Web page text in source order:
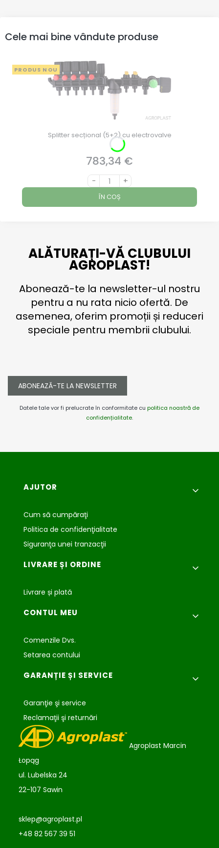
Cele mai bine vândute produse
PRODUS NOU
Splitter secțional (5+2) cu electrovalve
Preț
783,34 €
- +
ÎN COȘ
ALĂTURAȚI-VĂ CLUBULUI
AGROPLAST!
Abonează-te la newsletter-ul nostru
pentru a nu rata nicio ofertă. De
asemenea, oferim promoții și reduceri
speciale pentru membrii clubului.
ABONEAZĂ-TE LA NEWSLETTER
Datele tale vor fi prelucrate în conformitate cu politica noastră de
confidențialitate.
Meniu subsol
AJUTOR
Cum să cumpăraţi
Politica de confidenţialitate
Siguranţa unei tranzacţii
LIVRARE ȘI ORDINE
Livrare și plată
CONTUL MEU
Comenzile Dvs.
Setarea contului
GARANȚIE ȘI SERVICE
Garanţie şi service
Reclamaţii şi returnări
Agroplast Marcin
Łopąg
ul. Lubelska 24
22-107 Sawin
sklep@agroplast.pl
+48 82 567 39 51